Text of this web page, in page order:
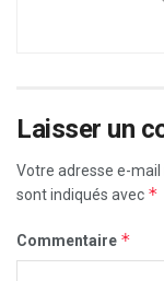
Laisser un
Votre adresse e-mail
sont indiqués avec *
Commentaire *